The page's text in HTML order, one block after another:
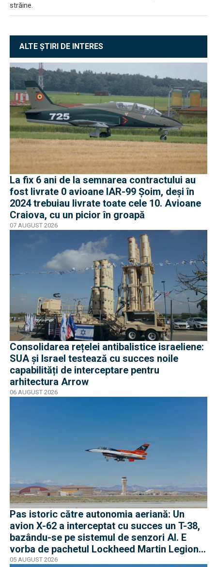
străine.
ALTE ȘTIRI DE INTERES
La fix 6 ani de la semnarea contractului au
fost livrate 0 avioane IAR-99 Șoim, deși în
2024 trebuiau livrate toate cele 10. Avioane
Craiova, cu un picior în groapă
07 AUGUST 2026
Consolidarea rețelei antibalistice israeliene:
SUA și Israel testează cu succes noile
capabilități de interceptare pentru
arhitectura Arrow
06 AUGUST 2026
Pas istoric către autonomia aeriană: Un
avion X-62 a interceptat cu succes un T-38,
bazându-se pe sistemul de senzori AI. E
vorba de pachetul Lockheed Martin Legion
Pod
05 AUGUST 2026